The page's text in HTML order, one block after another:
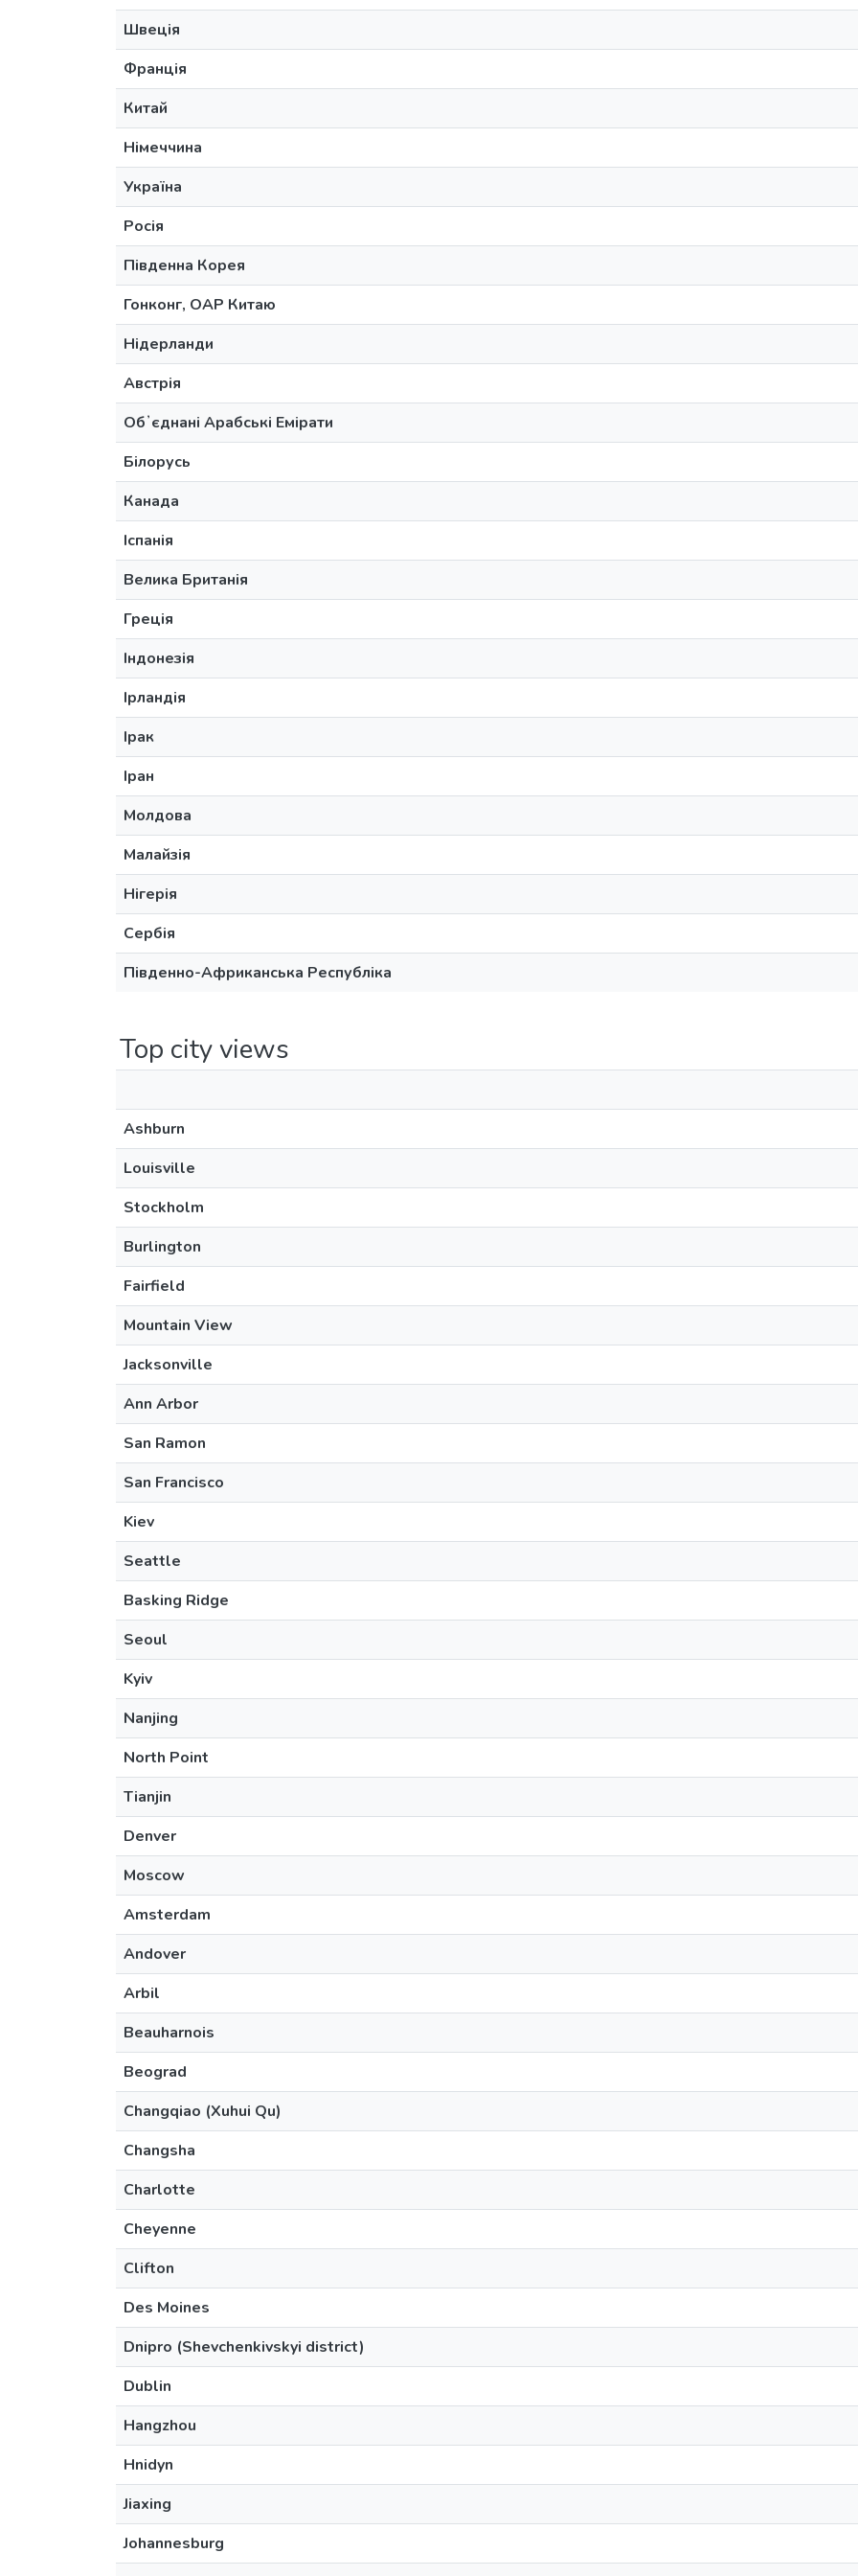
Швеція
Франція
Китай
Німеччина
Україна
Росія
Південна Корея
Гонконг, ОАР Китаю
Нідерланди
Австрія
Обʼєднані Арабські Емірати
Білорусь
Канада
Іспанія
Велика Британія
Греція
Індонезія
Ірландія
Ірак
Іран
Молдова
Малайзія
Нігерія
Сербія
Південно-Африканська Республіка
Top city views
Ashburn
Louisville
Stockholm
Burlington
Fairfield
Mountain View
Jacksonville
Ann Arbor
San Ramon
San Francisco
Kiev
Seattle
Basking Ridge
Seoul
Kyiv
Nanjing
North Point
Tianjin
Denver
Moscow
Amsterdam
Andover
Arbil
Beauharnois
Beograd
Changqiao (Xuhui Qu)
Changsha
Charlotte
Cheyenne
Clifton
Des Moines
Dnipro (Shevchenkivskyi district)
Dublin
Hangzhou
Hnidyn
Jiaxing
Johannesburg